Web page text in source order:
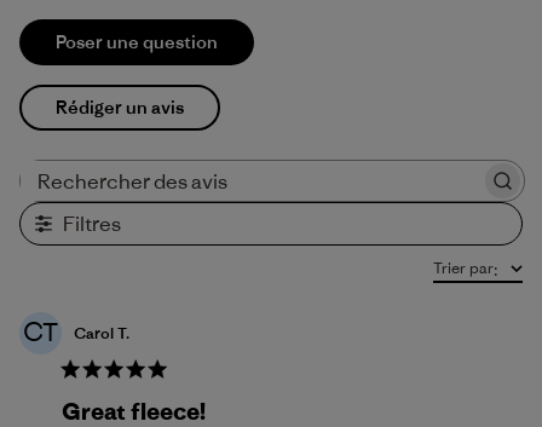
Poser une question
Rédiger un avis
Filtres
Trier par:
CT Carol T.
Great fleece!